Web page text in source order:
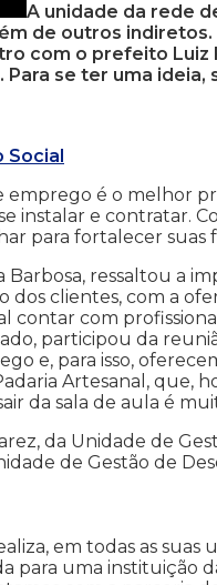
A unidade da rede
de outros
com o prefeito Luiz
se ter uma
Social
é o melhor
instalar e contratar.
para fortalecer suas
ressaltou a
dos clientes, com a
com
participou da
e, para isso,
Artesanal, que,
da sala de aula é
da Unidade de
de Gestão de
em todas as suas
para uma instituição